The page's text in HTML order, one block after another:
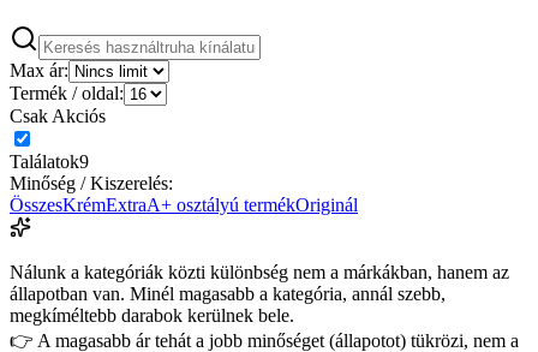
Max ár:
Termék / oldal:
Csak Akciós
Találatok9
Minőség / Kiszerelés:
ÖsszesKrémExtraA+ osztályú termékOriginál
Nálunk a kategóriák közti különbség nem a márkákban, hanem az
állapotban van. Minél magasabb a kategória, annál szebb,
megkíméltebb darabok kerülnek bele.
👉 A magasabb ár tehát a jobb minőséget (állapotot) tükrözi, nem a